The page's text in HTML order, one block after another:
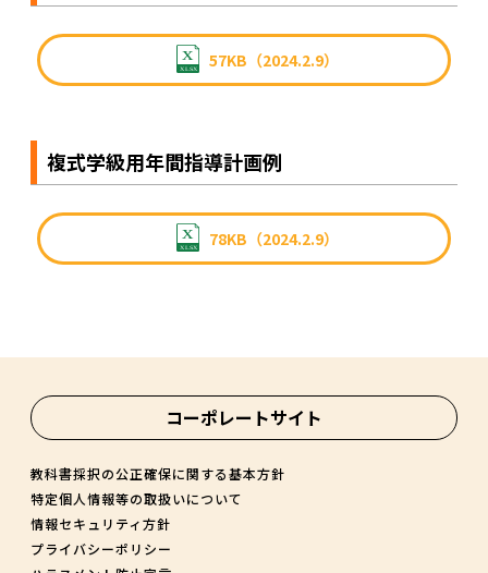
57KB（2024.2.9）
複式学級用年間指導計画例
78KB（2024.2.9）
コーポレートサイト
教科書採択の公正確保に関する基本方針
特定個人情報等の取扱いについて
情報セキュリティ方針
プライバシーポリシー